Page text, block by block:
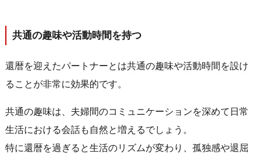
共通の趣味や活動時間を持つ
還暦を迎えたパートナーとは共通の趣味や活動時間を設け
ることが非常に効果的です。
共通の趣味は、夫婦間のコミュニケーションを深めて日常
生活における会話も自然と増えるでしょう。
特に還暦を過ぎると生活のリズムが変わり、孤独感や退屈